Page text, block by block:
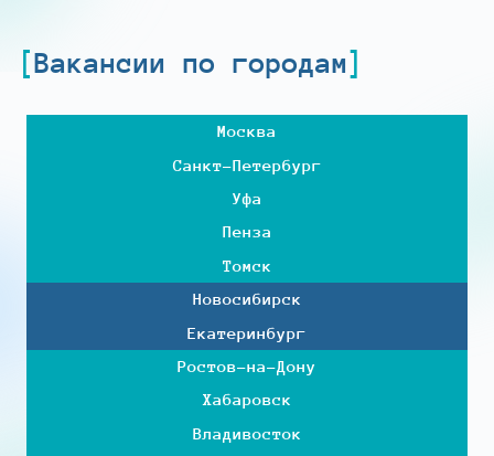
Вакансии по городам
Москва
Санкт-Петербург
Уфа
Пенза
Томск
Новосибирск
Екатеринбург
Ростов-на-Дону
Хабаровск
Владивосток